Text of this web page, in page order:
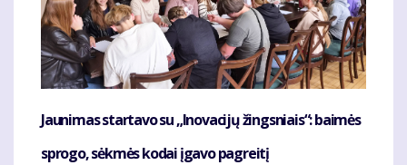
Jaunimas startavo su „Inovacijų žingsniais“: baimės
sprogo, sėkmės kodai įgavo pagreitį